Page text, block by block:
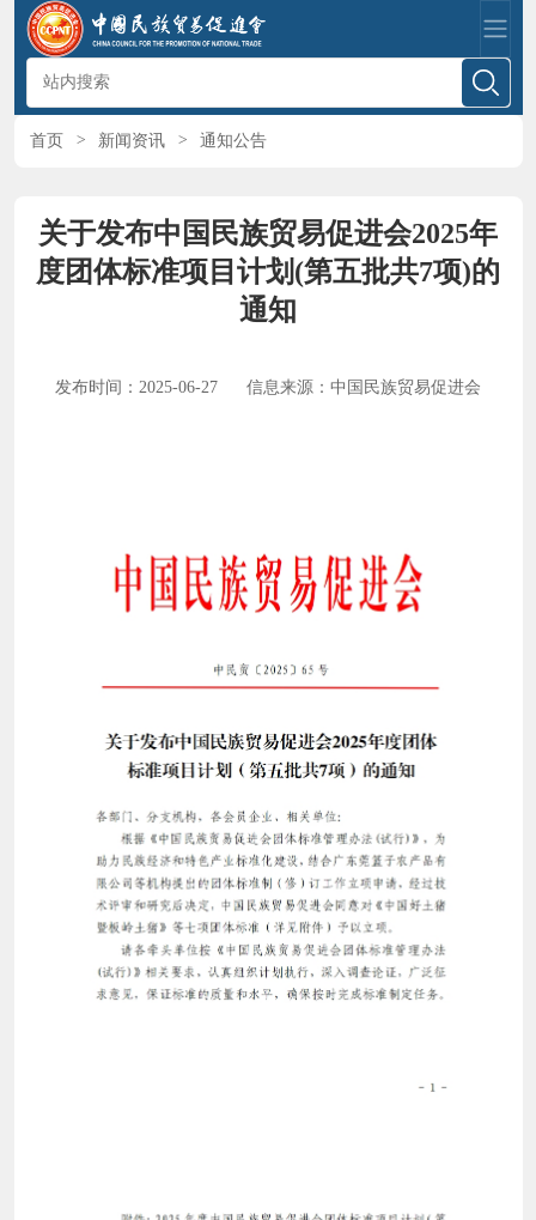
首页 > 新闻资讯 > 通知公告
关于发布中国民族贸易促进会2025年
度团体标准项目计划(第五批共7项)的
通知
发布时间：2025-06-27 信息来源：中国民族贸易促进会